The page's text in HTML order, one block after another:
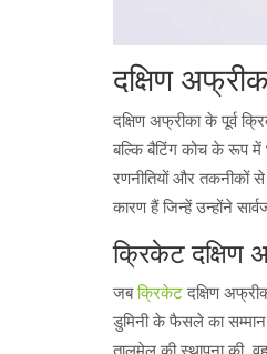
दक्षिण
दक्षिण अफ्रीका के पूर्व
बल्कि बैटिंग कोच के रूप में
रणनीतियों और तकनीकों
कारण हैं जिन्हें उन्होंने
क्रिकेट दक्षिण
जबक्रिकेटदक्षिण
डुमिनी के फैसले का